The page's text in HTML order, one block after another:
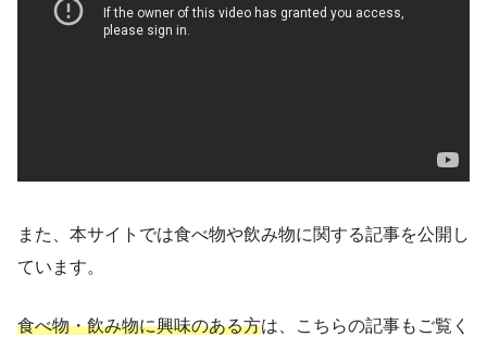
また、本サイトでは食べ物や飲み物に関する記事を公開し
ています。
食べ物・飲み物に興味のある方は、こちらの記事もご覧く